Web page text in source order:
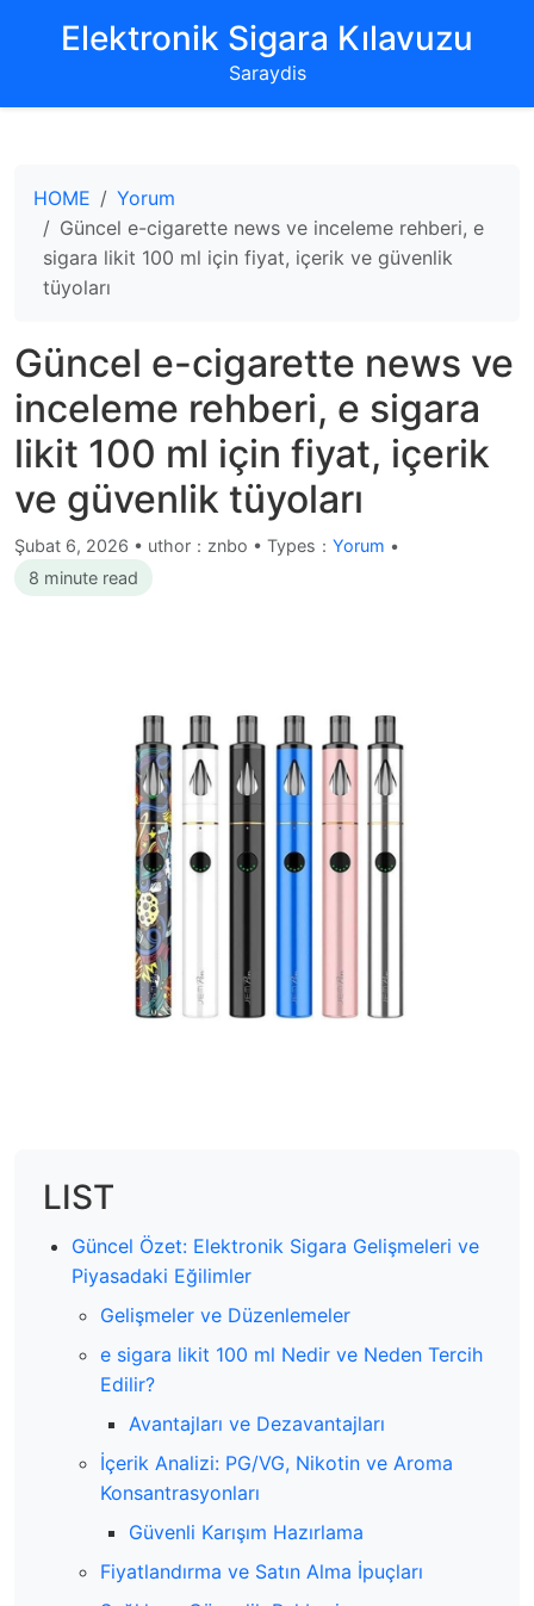
‌Elektronik Sigara Kılavuzu‌
Saraydis
HOME
Yorum
Güncel e-cigarette news ve inceleme rehberi, e
sigara likit 100 ml için fiyat, içerik ve güvenlik
tüyoları
Güncel e-cigarette news ve
inceleme rehberi, e sigara
likit 100 ml için fiyat, içerik
ve güvenlik tüyoları
Şubat 6, 2026 • uthor：znbo • Types： Yorum •
8 minute read
LIST
Güncel Özet: Elektronik Sigara Gelişmeleri ve
Piyasadaki Eğilimler
Gelişmeler ve Düzenlemeler
e sigara likit 100 ml Nedir ve Neden Tercih
Edilir?
Avantajları ve Dezavantajları
İçerik Analizi: PG/VG, Nikotin ve Aroma
Konsantrasyonları
Güvenli Karışım Hazırlama
Fiyatlandırma ve Satın Alma İpuçları